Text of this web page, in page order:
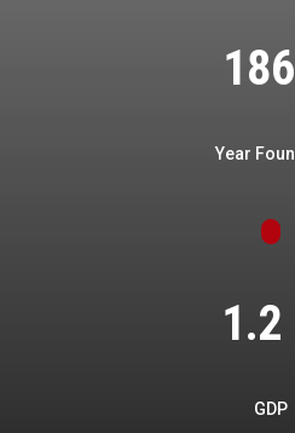
Year
1.2
GDP